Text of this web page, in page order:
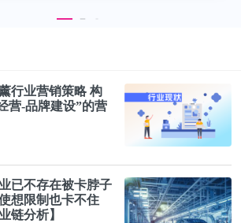
融资，自己投了100万。团队5个
变世界，否则我会被世界改变”。
他喝酒，这次他脸色灰暗，人也非
100万烧完，又投入了50万积蓄，
。酒过半巡，他突然抱着我哭了起
为积蓄全部烧完，他女朋友已经和
行业营销策略 构
营-品牌建设”的营
已不存在被卡脖子
想限制也卡不住
链分析】